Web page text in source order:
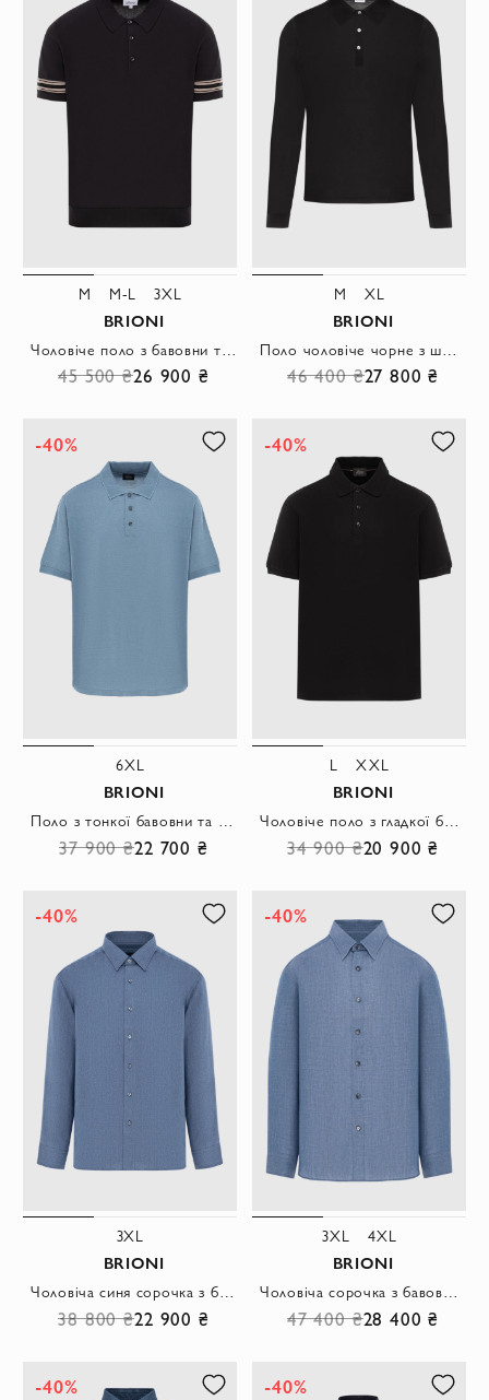
M M-L 3XL
BRIONI
45 500 ₴26 900 ₴
M XL
BRIONI
46 400 ₴27 800 ₴
-40%
6XL
BRIONI
37 900 ₴22 700 ₴
-40%
L XXL
BRIONI
34 900 ₴20 900 ₴
-40%
3XL
BRIONI
38 800 ₴22 900 ₴
-40%
3XL 4XL
BRIONI
47 400 ₴28 400 ₴
-40% -40%